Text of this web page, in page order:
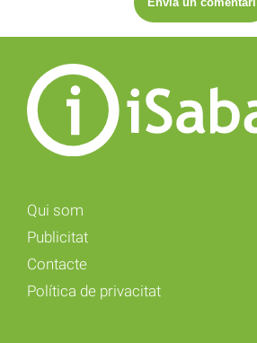
Qui som
Publicitat
Contacte
Política de privacitat